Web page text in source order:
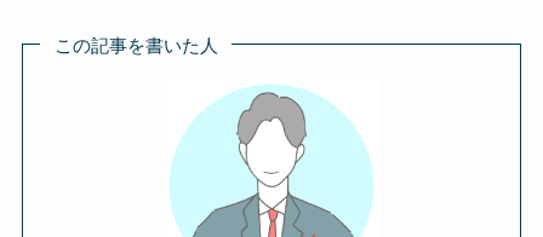
この記事を書いた人